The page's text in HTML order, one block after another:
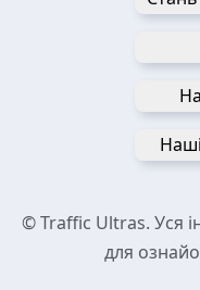
© Traffic Ultras. Уся
для